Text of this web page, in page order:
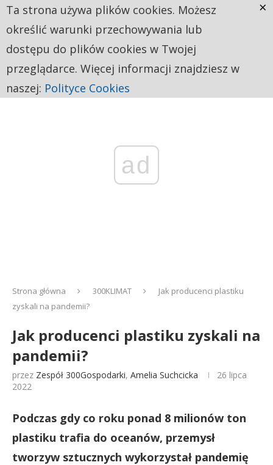
ad
Strona główna 300KLIMAT
Jak producenci plastiku
zyskali na pandemii?
Jak producenci plastiku zyskali na
pandemii?
przez Zespół 300Gospodarki, Amelia Suchcicka
26 lipca
2022
Podczas gdy co roku ponad 8 milionów ton
plastiku trafia do oceanów, przemysł
tworzyw sztucznych wykorzystał pandemię
Ta strona używa plików cookies. Możesz
określić warunki przechowywania lub
dostępu do plików cookies w Twojej
przeglądarce. Więcej informacji znajdziesz w
naszej: Polityce Cookies
×